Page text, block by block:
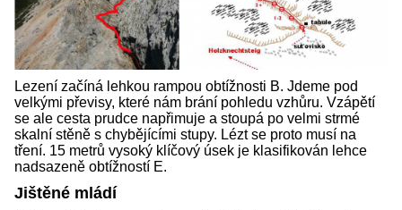
Lezení začíná lehkou rampou obtížnosti B. Jdeme pod
velkými převisy, které nám brání pohledu vzhůru. Vzápětí
se ale cesta prudce napřimuje a stoupá po velmi strmé
skalní stěně s chybějícími stupy. Lézt se proto musí na
tření. 15 metrů vysoký klíčový úsek je klasifikován lehce
nadsazeně obtížností E.
Jištěné mládí